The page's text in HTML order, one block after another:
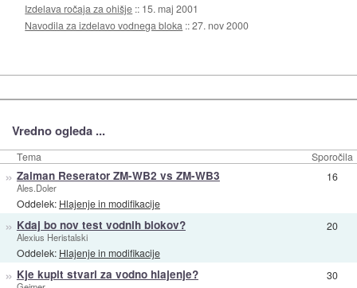
Izdelava ročaja za ohišje :: 15. maj 2001
Navodila za izdelavo vodnega bloka ::27. nov 2000
Vredno ogleda ...
Tema Sporočila
» Zalman Reserator ZM-WB2 vs ZM-WB3
Ales.Doler
Oddelek: Hlajenje in modifikacije
16
» Kdaj bo nov test vodnih blokov?
Alexius Heristalski
Oddelek: Hlajenje in modifikacije
20
» Kje kupit stvari za vodno hlajenje? 30